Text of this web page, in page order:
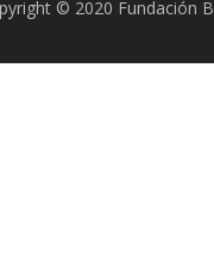
© 2020 Fundación